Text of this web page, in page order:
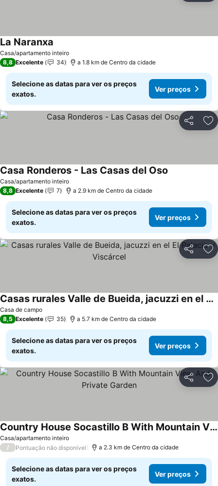
Casa/apartamento inteiro
La Naranxa
8,8 Excelente 34 a 1.8 km de Centro da cidade
Selecione as datas para ver os preços
exatos.
Ver preços
Partilhar
Casa/apartamento inteiro
Casa Ronderos - Las Casas del Oso
8,8 Excelente 7 a 2.9 km de Centro da cidade
Selecione as datas para ver os preços
exatos.
Ver preços
Partilhar
Casa de campo
Casas rurales Valle de Bueida, jacuzzi en el El Palacio y Viscárcel
Ver preços
8,5 Excelente 35 a 5.7 km de Centro da cidade
Selecione as datas para ver os preços
exatos.
Ver preços
Partilhar
Casa/apartamento inteiro
Country House Socastillo B With Mountain View And Private Garden
Ver preços
/ Pontuação não disponível a 2.3 km de Centro da cidade
Selecione as datas para ver os preços
exatos.
Ver preços